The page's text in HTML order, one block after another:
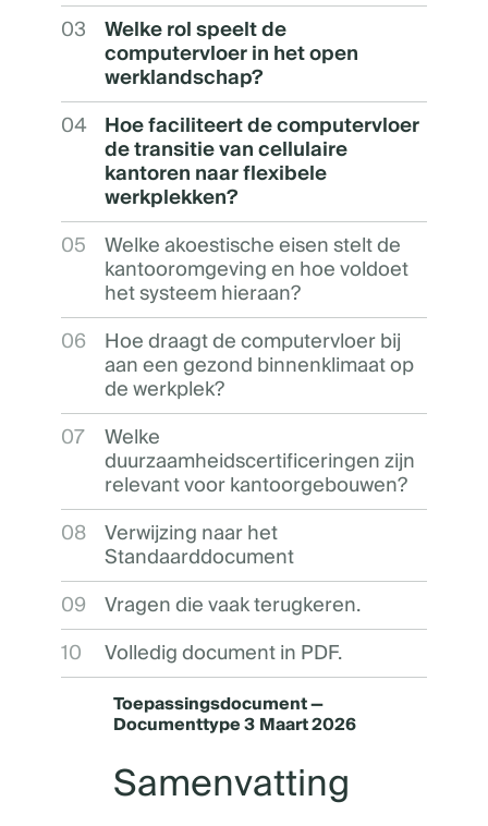
03 Welke rol speelt de
computervloer in het open
werklandschap?
04 Hoe faciliteert de computervloer
de transitie van cellulaire
kantoren naar flexibele
werkplekken?
05 Welke akoestische eisen stelt de
kantooromgeving en hoe voldoet
het systeem hieraan?
06 Hoe draagt de computervloer bij
aan een gezond binnenklimaat op
de werkplek?
07 Welke
duurzaamheidscertificeringen zijn
relevant voor kantoorgebouwen?
08 Verwijzing naar het
Standaarddocument
09 Vragen die vaak terugkeren.
10
Volledig document in PDF.
Toepassingsdocument —
Documenttype 3Maart 2026
Samenvatting